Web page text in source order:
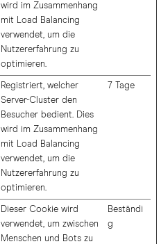
wird im Zusammenhang
mit Load Balancing
verwendet, um die
Nutzererfahrung zu
optimieren.
Registriert, welcher
Server-Cluster den
Besucher bedient. Dies
wird im Zusammenhang
mit Load Balancing
verwendet, um die
Nutzererfahrung zu
optimieren.
7 Tage
Dieser Cookie wird
verwendet, um zwischen
Menschen und Bots zu
Beständi
g